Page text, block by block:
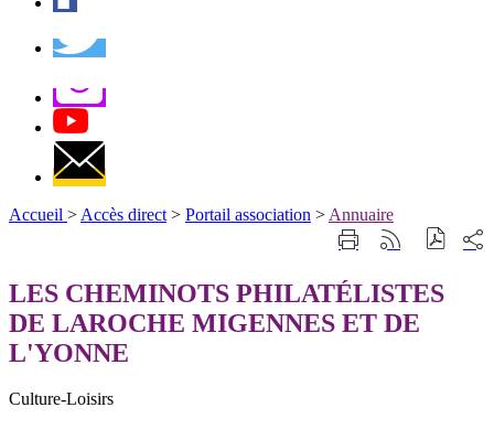
Accueil > Accès direct > Portail association > Annuaire
Imprimer
page
Générer
RSS
sur
LES CHEMINOTS PHILATÉLISTES
DE LAROCHE MIGENNES ET DE
L'YONNE
Culture-Loisirs